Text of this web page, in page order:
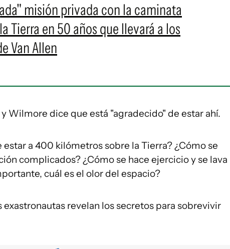
misión privada con la caminata
Tierra en 50 años que llevará a los
Van Allen
Wilmore dice que está "agradecido" de estar ahí.
a 400 kilómetros sobre la Tierra? ¿Cómo se
complicados? ¿Cómo se hace ejercicio y se lava
cuál es el olor del espacio?
exastronautas revelan los secretos para sobrevivir